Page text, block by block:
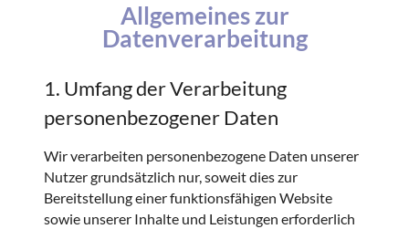
Allgemeines zur
Datenverarbeitung
1. Umfang der Verarbeitung
personenbezogener Daten
Wir verarbeiten personenbezogene Daten unserer
Nutzer grundsätzlich nur, soweit dies zur
Bereitstellung einer funktionsfähigen Website
sowie unserer Inhalte und Leistungen erforderlich